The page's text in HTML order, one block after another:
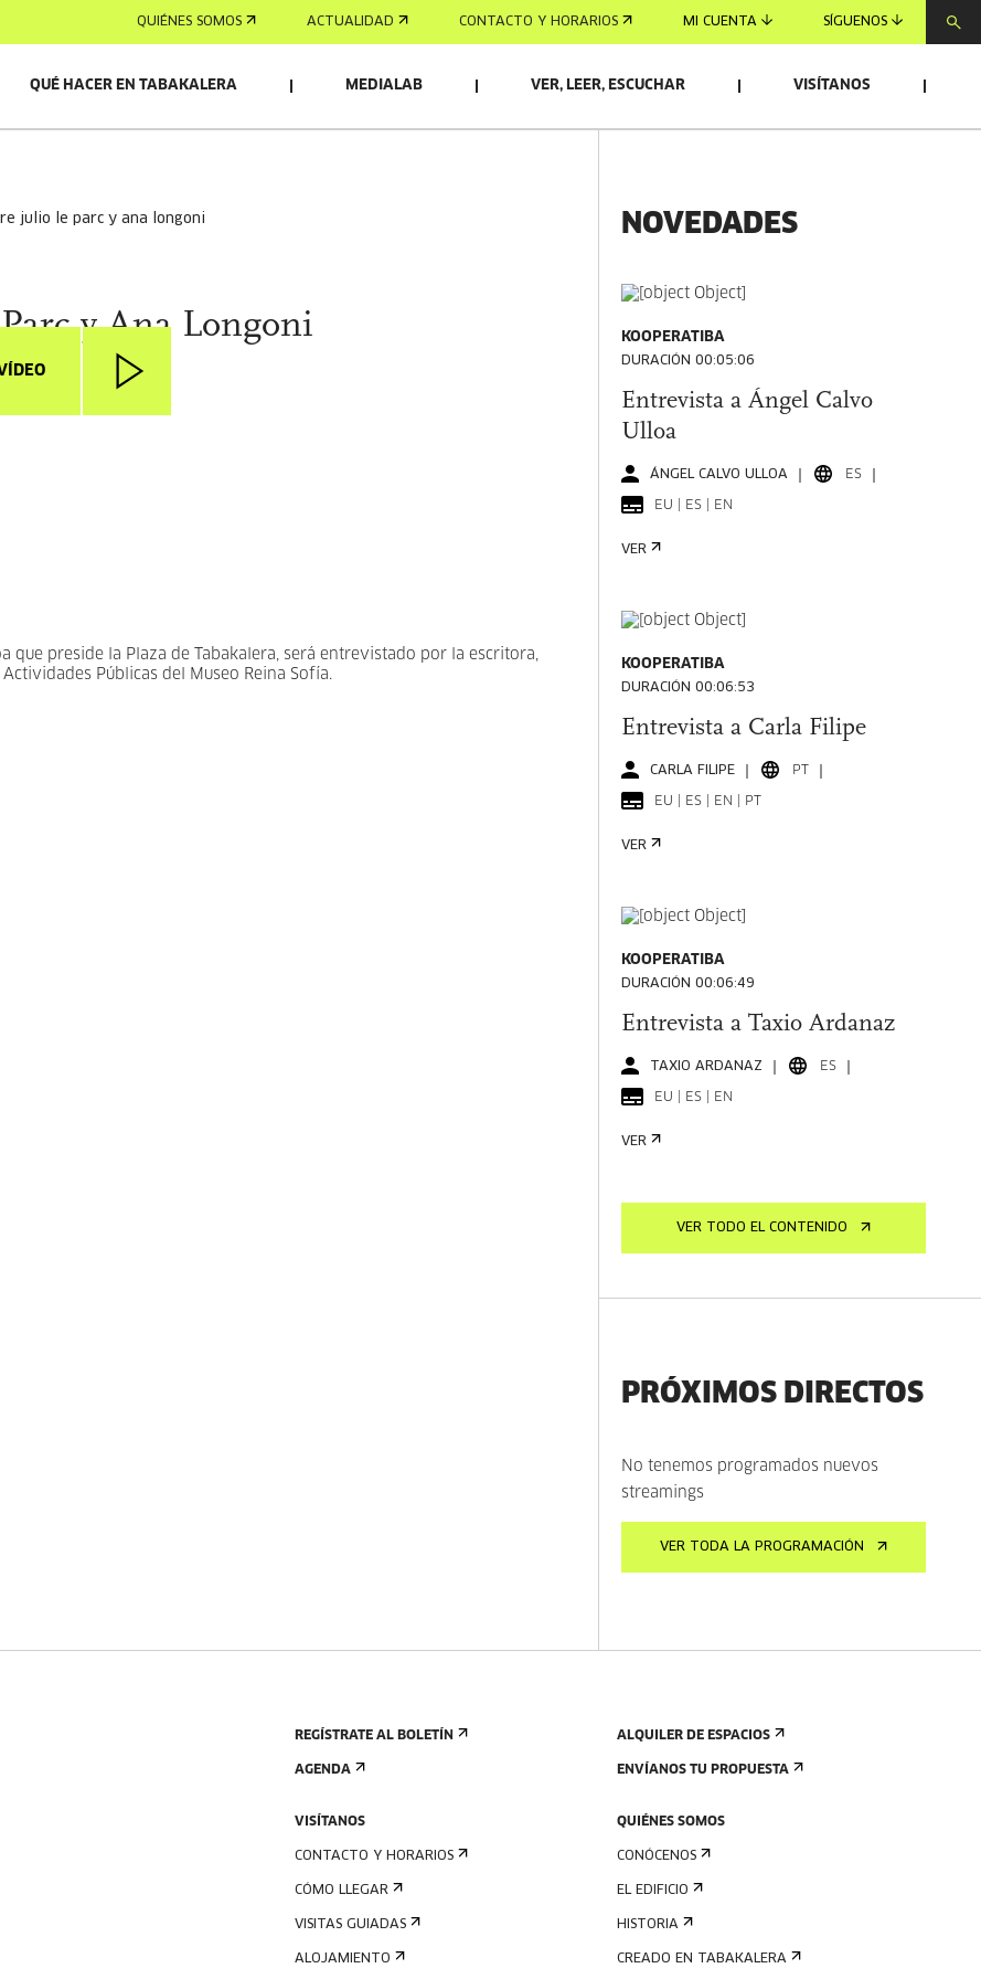
QUIÉNES SOMOS ACTUALIDAD CONTACTO Y HORARIOS MI CUENTA SÍGUENOS
QUÉ HACER EN TABAKALERA MEDIALAB VER, LEER, ESCUCHAR VISÍTANOS
julio le parc y ana longoni
y Ana Longoni
que preside la Plaza de Tabakalera, será entrevistado por la escritora,
Públicas del Museo Reina Sofía.
NOVEDADES
KOOPERATIBA
DURACIÓN 00:05:06
Entrevista a Ángel Calvo
Ulloa
ÁNGEL CALVO ULLOA ES
EU | ES | EN
VER
KOOPERATIBA
DURACIÓN 00:06:53
Entrevista a Carla Filipe
CARLA FILIPE PT
EU | ES | EN | PT
VER
KOOPERATIBA
DURACIÓN 00:06:49
Entrevista a Taxio Ardanaz
TAXIO ARDANAZ ES
EU | ES | EN
VER
VER TODO EL CONTENIDO
PRÓXIMOS DIRECTOS
No tenemos programados nuevos
streamings
VER TODA LA PROGRAMACIÓN
REGÍSTRATE AL BOLETÍN
AGENDA
VISÍTANOS
CONTACTO Y HORARIOS
CÓMO LLEGAR
VISITAS GUIADAS
ALOJAMIENTO
ALQUILER DE ESPACIOS
ENVÍANOS TU PROPUESTA
QUIÉNES SOMOS
CONÓCENOS
EL EDIFICIO
HISTORIA
CREADO EN TABAKALERA